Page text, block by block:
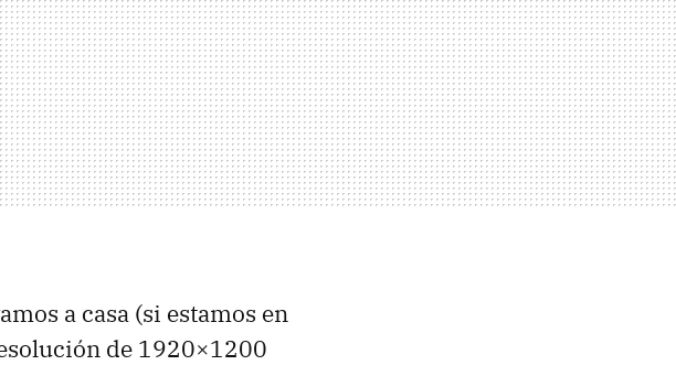
a casa (si estamos en
de 1920×1200